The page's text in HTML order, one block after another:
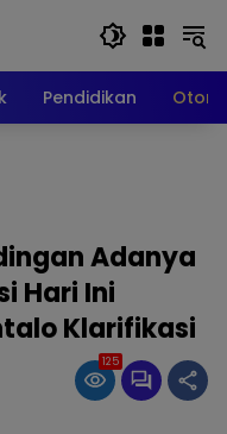
Pendidikan
Adanya
Hari Ini
Klarifikasi
125